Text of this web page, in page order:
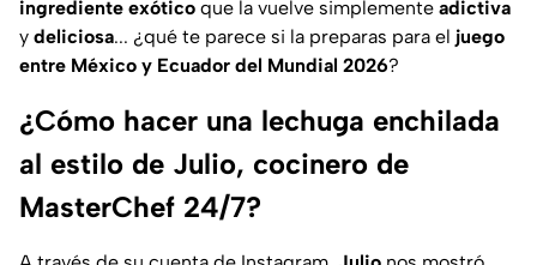
ingrediente exótico que la vuelve simplemente adictiva
y deliciosa... ¿qué te parece si la preparas para el juego
entre México y Ecuador del Mundial 2026?
¿Cómo hacer una lechuga enchilada
al estilo de Julio, cocinero de
MasterChef 24/7?